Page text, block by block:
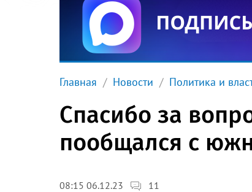
Главная Новости Политика и
Спасибо за
пообщался с
08:15 06.12.23 11